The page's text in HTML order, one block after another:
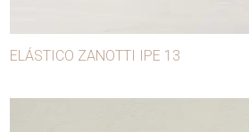
ELÁSTICO ZANOTTI IPE 13